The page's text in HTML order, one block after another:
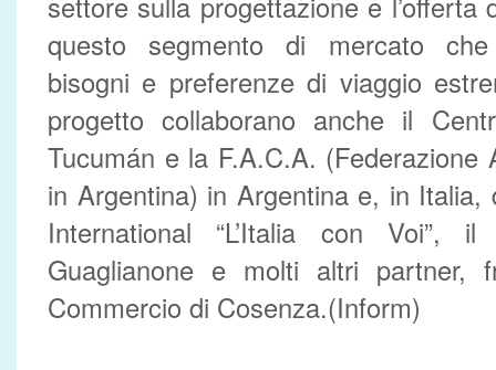
questo segmento di mercato
bisogni e preferenze di viaggio
progetto collaborano anche il
Tucumán e la F.A.C.A. (Federazione
in Argentina) in Argentina e, in Italia,
International “L’Italia con Voi”, il
Guaglianone e molti altri
Commercio di Cosenza.(Inform)